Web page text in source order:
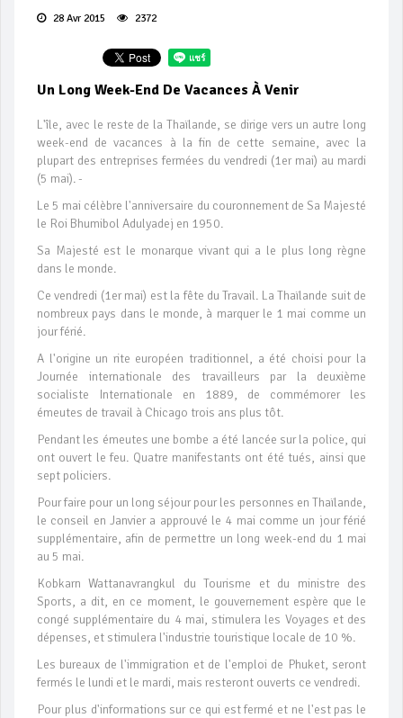
28 Avr 2015 2372
Un Long Week-End De Vacances À Venir
L'île, avec le reste de la Thaïlande, se dirige vers un autre long
week-end de vacances à la fin de cette semaine, avec la
plupart des entreprises fermées du vendredi (1er mai) au mardi
(5 mai). -
Le 5 mai célèbre l'anniversaire du couronnement de Sa Majesté
le Roi Bhumibol Adulyadej en 1950.
Sa Majesté est le monarque vivant qui a le plus long règne
dans le monde.
Ce vendredi (1er mai) est la fête du Travail. La Thaïlande suit de
nombreux pays dans le monde, à marquer le 1 mai comme un
jour férié.
A l'origine un rite européen traditionnel, a été choisi pour la
Journée internationale des travailleurs par la deuxième
socialiste Internationale en 1889, de commémorer les
émeutes de travail à Chicago trois ans plus tôt.
Pendant les émeutes une bombe a été lancée sur la police, qui
ont ouvert le feu. Quatre manifestants ont été tués, ainsi que
sept policiers.
Pour faire pour un long séjour pour les personnes en Thaïlande,
le conseil en Janvier a approuvé le 4 mai comme un jour férié
supplémentaire, afin de permettre un long week-end du 1 mai
au 5 mai.
Kobkarn Wattanavrangkul du Tourisme et du ministre des
Sports, a dit, en ce moment, le gouvernement espère que le
congé supplémentaire du 4 mai, stimulera les Voyages et des
dépenses, et stimulera l'industrie touristique locale de 10 %.
Les bureaux de l'immigration et de l'emploi de Phuket, seront
fermés le lundi et le mardi, mais resteront ouverts ce vendredi.
Pour plus d'informations sur ce qui est fermé et ne l'est pas le